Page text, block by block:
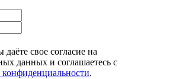
свое согласие на
данных и соглашаетесь с
.